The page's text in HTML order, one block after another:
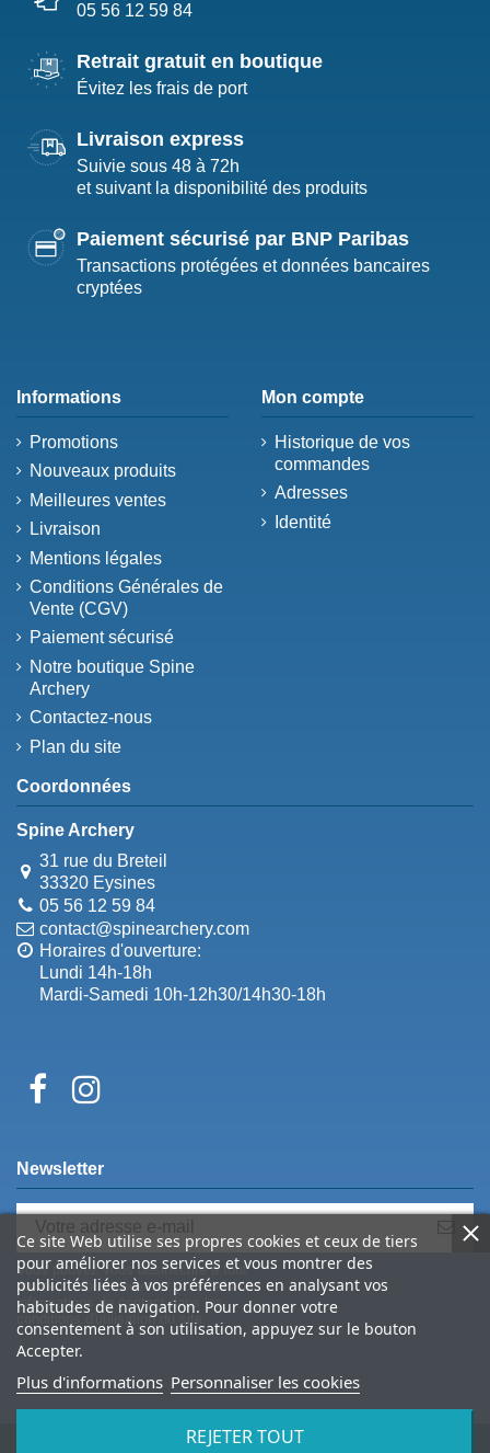
05 56 12 59 84
Retrait gratuit en boutique
Évitez les frais de port
Livraison express
Suivie sous 48 à 72h
et suivant la disponibilité des produits
Paiement sécurisé par BNP Paribas
Transactions protégées et données bancaires
cryptées
Informations
Promotions
Nouveaux produits
Meilleures ventes
Livraison
Mentions légales
Conditions Générales de
Vente (CGV)
Paiement sécurisé
Notre boutique Spine
Archery
Contactez-nous
Plan du site
Mon compte
Historique de vos
commandes
Adresses
Identité
Coordonnées
Spine Archery
31 rue du Breteil
33320 Eysines
05 56 12 59 84
contact@spinearchery.com
Horaires d'ouverture:
Lundi 14h-18h
Mardi-Samedi 10h-12h30/14h30-18h
Ce site Web utilise ses propres cookies et ceux de tiers
pour améliorer nos services et vous montrer des
publicités liées à vos préférences en analysant vos
habitudes de navigation. Pour donner votre
consentement à son utilisation, appuyez sur le bouton
Accepter.
Plus d'informations Personnaliser les cookies
REJETER TOUT
Newsletter
Vous pouvez vous désinscrire à tout
moment. Vous trouverez pour cela nos
informations de contact dans les
conditions d'utilisation du site.